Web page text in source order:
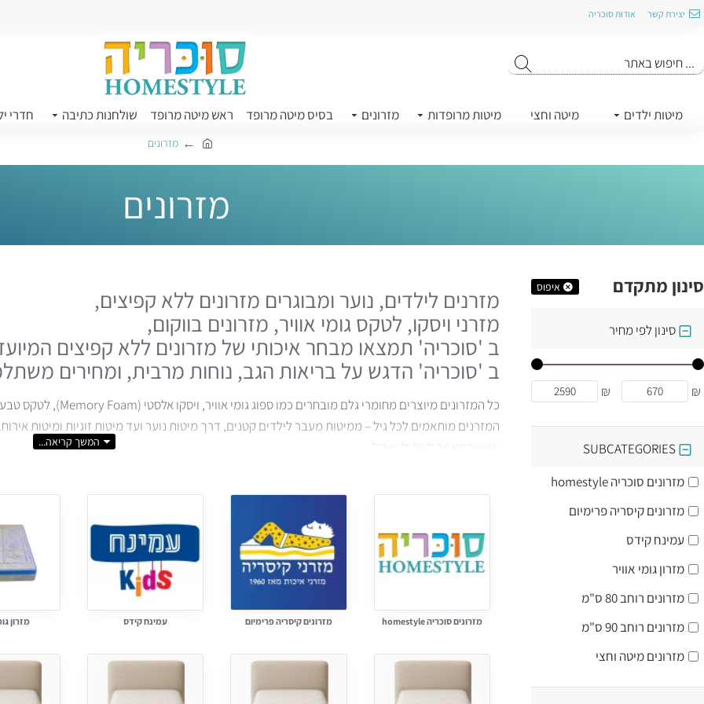
יצירת קשר אודות סוכריה
מיטות ילדים מיטה וחצי מיטות מרופדות מזרונים בסיס מיטה מרופד ראש מיטה מרופד שולחנות כתיבה חדרי
מזרונים
מזרונים
סינון מתקדם איפוס
סינון לפי מחיר
₪
₪
SUBCATEGORIES
מזרונים סוכריה homestyle
מזרונים קיסריה פרימיום
עמינח קידס
מזרון גומי אוויר
מזרונים רוחב 80 ס"מ
מזרונים רוחב 90 ס"מ
מזרונים מיטה וחצי
מזרנים לילדים, נוער ומבוגרים מזרונים ללא קפיצים,
מזרני ויסקו, לטקס גומי אוויר, מזרונים בווקום,
ב 'סוכריה' תמצאו מבחר איכותי של מזרונים ללא קפיצים
ב 'סוכריה' הדגש על בריאות הגב, נוחות מרבית, ומחירים
כל המזרונים מיוצרים מחומרי גלם מובחרים כמו ספוג גומי אוויר, ויסקו אלסטי (Memory Foam), לטקס טבעי, ובדים נושמים כמו בד אלוורה אנטיבקטריאלי.
המזרנים מותאמים לכל גיל – ממיטות מעבר לילדים קטנים, דרך מיטות נוער ועד מיטות זוגיות ומיטות
אישי והתאמה לגיל ולמשקל.
ויסקו ולטקס – חומרים מתקדמים המגיבים לחום הגוף ותומכים לפי מבנה הגוף
בד אלוורה – אנטיבקטריאלי, רך ונעים, עם תחושת קירור טבעית
350 ₪
בלבד!
איזה מזרון הכי מתאים לילדים ונוער?
מה ההבדל בין מזרן ויסקו למזרן לטקס?
מזרונים סוכריה homestyle מזרונים קיסריה פרימיום עמינח קידס מזרון